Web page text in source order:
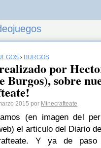
› BURGOS
por
Burgos), sobre
2015 por Minecrafteate
(en imagen del
el articulo del Diario
Y ya de paso